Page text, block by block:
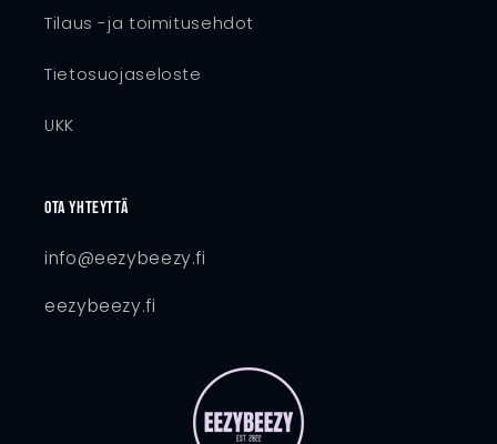
Tilaus -ja toimitusehdot
Tietosuojaseloste
UKK
Ota yhteyttä
info@eezybeezy.fi
eezybeezy.fi